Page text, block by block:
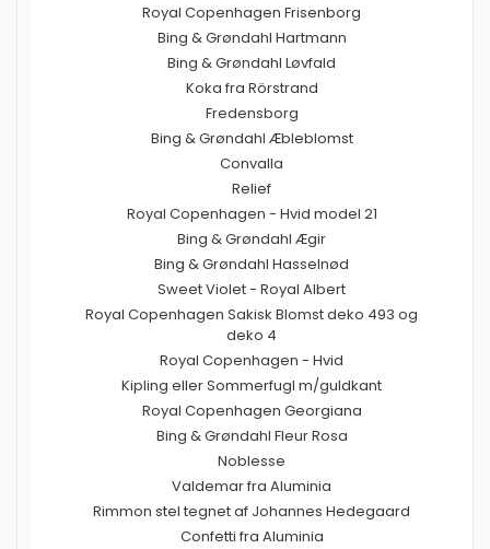
Royal Copenhagen Frisenborg
Bing & Grøndahl Hartmann
Bing & Grøndahl Løvfald
Koka fra Rörstrand
Fredensborg
Bing & Grøndahl Æbleblomst
Convalla
Relief
Royal Copenhagen - Hvid model 21
Bing & Grøndahl Ægir
Bing & Grøndahl Hasselnød
Sweet Violet - Royal Albert
Royal Copenhagen Sakisk Blomst deko 493 og
deko 4
Royal Copenhagen - Hvid
Kipling eller Sommerfugl m/guldkant
Royal Copenhagen Georgiana
Bing & Grøndahl Fleur Rosa
Noblesse
Valdemar fra Aluminia
Rimmon stel tegnet af Johannes Hedegaard
Confetti fra Aluminia